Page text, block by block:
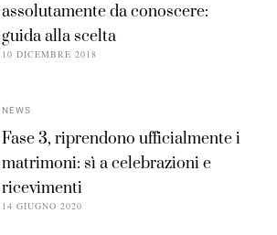
assolutamente da conoscere:
guida alla scelta
10 DICEMBRE 2018
NEWS
Fase 3, riprendono ufficialmente i
matrimoni: sì a celebrazioni e
ricevimenti
14 GIUGNO 2020